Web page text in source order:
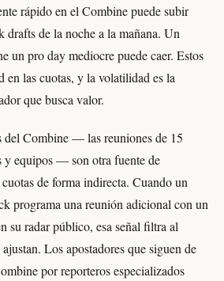
rápido en el Combine puede subir
drafts de la noche a la mañana. Un
un pro day mediocre puede caer. Estos
en las cuotas, y la volatilidad es la
que busca valor.
del Combine — las reuniones de 15
y equipos — son otra fuente de
de forma indirecta. Cuando un
programa una reunión adicional con un
su radar público, esa señal filtra al
Los apostadores que siguen de
por reporteros especializados